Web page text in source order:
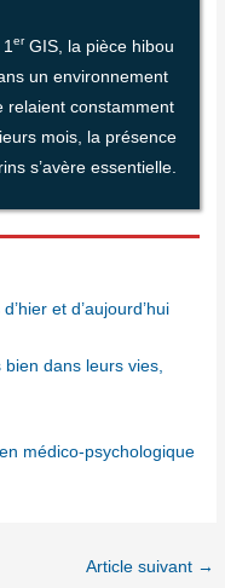
1er GIS, la pièce hibou
un envi­ron­ne­ment
relaient constam­ment
mois, la pré­sence
s’avère essentielle.
et d’aujourd’hui
dans leurs vies,
médi­co-psy­cho­lo­gique
Article suivant →